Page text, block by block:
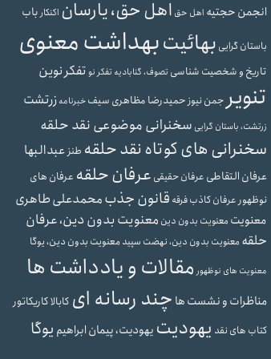
انجمن حجتیه اهل حق اهل حق، یارسان اکنکارباب
باستان گرایی بهائیتبهداشت معنوی
تاریخ و شخصیت شناسی تصوف، گنابادیه تفکر نوتفکر نوین
تنویر جمن نیوزحمیدرضا مظاهری سیفخبرنامهزرتشت
زرتشت، باستان گرایی سخنرانی موضوعی نقد حلقه
سخنرانی های کوتاه نقد حلقه طنزعبدالبها
عرفان التقاطی عرفان حقیقی عرفان حلقه عرفان های
نوظهورعرفان کاذبفرقه قانون جذبمحمدعلی طاهری
معنویت معنویت بدون دین معنویت بدون دین، عرفان
حلقه معنویت بدون دین، نهضت سپیدمعنویت بدون دین، یوگا
معنویت های نوظهور مقالات و یادداشت ها
مناظرات و نشست ها چند رسانه ای کابالاکاریکاتور
کتاب های نقد یهودیت یهودیت، پیمان ابراهیم یوگا